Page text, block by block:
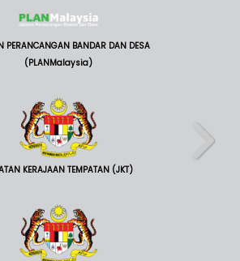
PERANCANGAN BANDAR DAN DESA
(PLANMalaysia)
KERAJAAN TEMPATAN (JKT)